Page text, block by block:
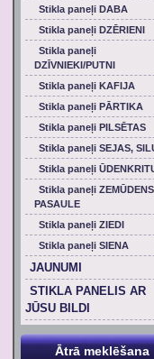
Stikla paneļi DABA
Stikla paneļi DZĒRIENI
Stikla paneļi
DZĪVNIEKI/PUTNI
Stikla paneļi KAFIJA
Stikla paneļi PĀRTIKA
Stikla paneļi PILSĒTAS
Stikla paneļi SEJAS,
Stikla paneļi
Stikla paneļi ZEMŪDENS
PASAULE
Stikla paneļi ZIEDI
Stikla paneļi SIENA
JAUNUMI
STIKLA PANELIS AR
JŪSU BILDI
Ātrā meklēšana